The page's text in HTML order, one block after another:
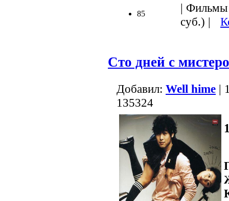
85
| Фильмы
суб.) |
Сто дней с
Добавил: Well hime |
135324